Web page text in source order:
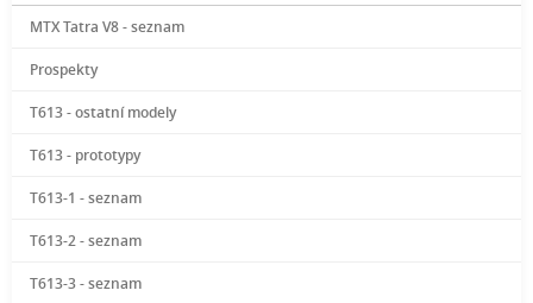
MTX Tatra V8 - seznam
Prospekty
T613 - ostatní modely
T613 - prototypy
T613-1 - seznam
T613-2 - seznam
T613-3 - seznam